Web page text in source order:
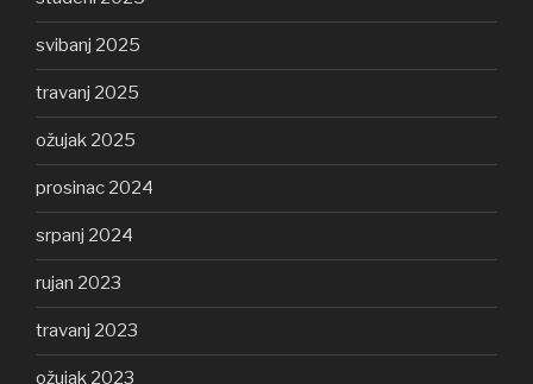
svibanj 2025
travanj 2025
ožujak 2025
prosinac 2024
srpanj 2024
rujan 2023
travanj 2023
ožujak 2023